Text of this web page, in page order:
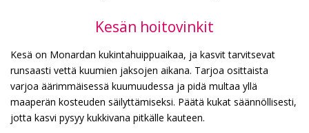
Kesän hoitovinkit
Kesä on Monardan kukintahuippuaikaa, ja kasvit tarvitsevat
runsaasti vettä kuumien jaksojen aikana. Tarjoa osittaista
varjoa äärimmäisessä kuumuudessa ja pidä multaa yllä
maaperän kosteuden säilyttämiseksi. Päätä kukat säännöllisesti,
jotta kasvi pysyy kukkivana pitkälle kauteen.